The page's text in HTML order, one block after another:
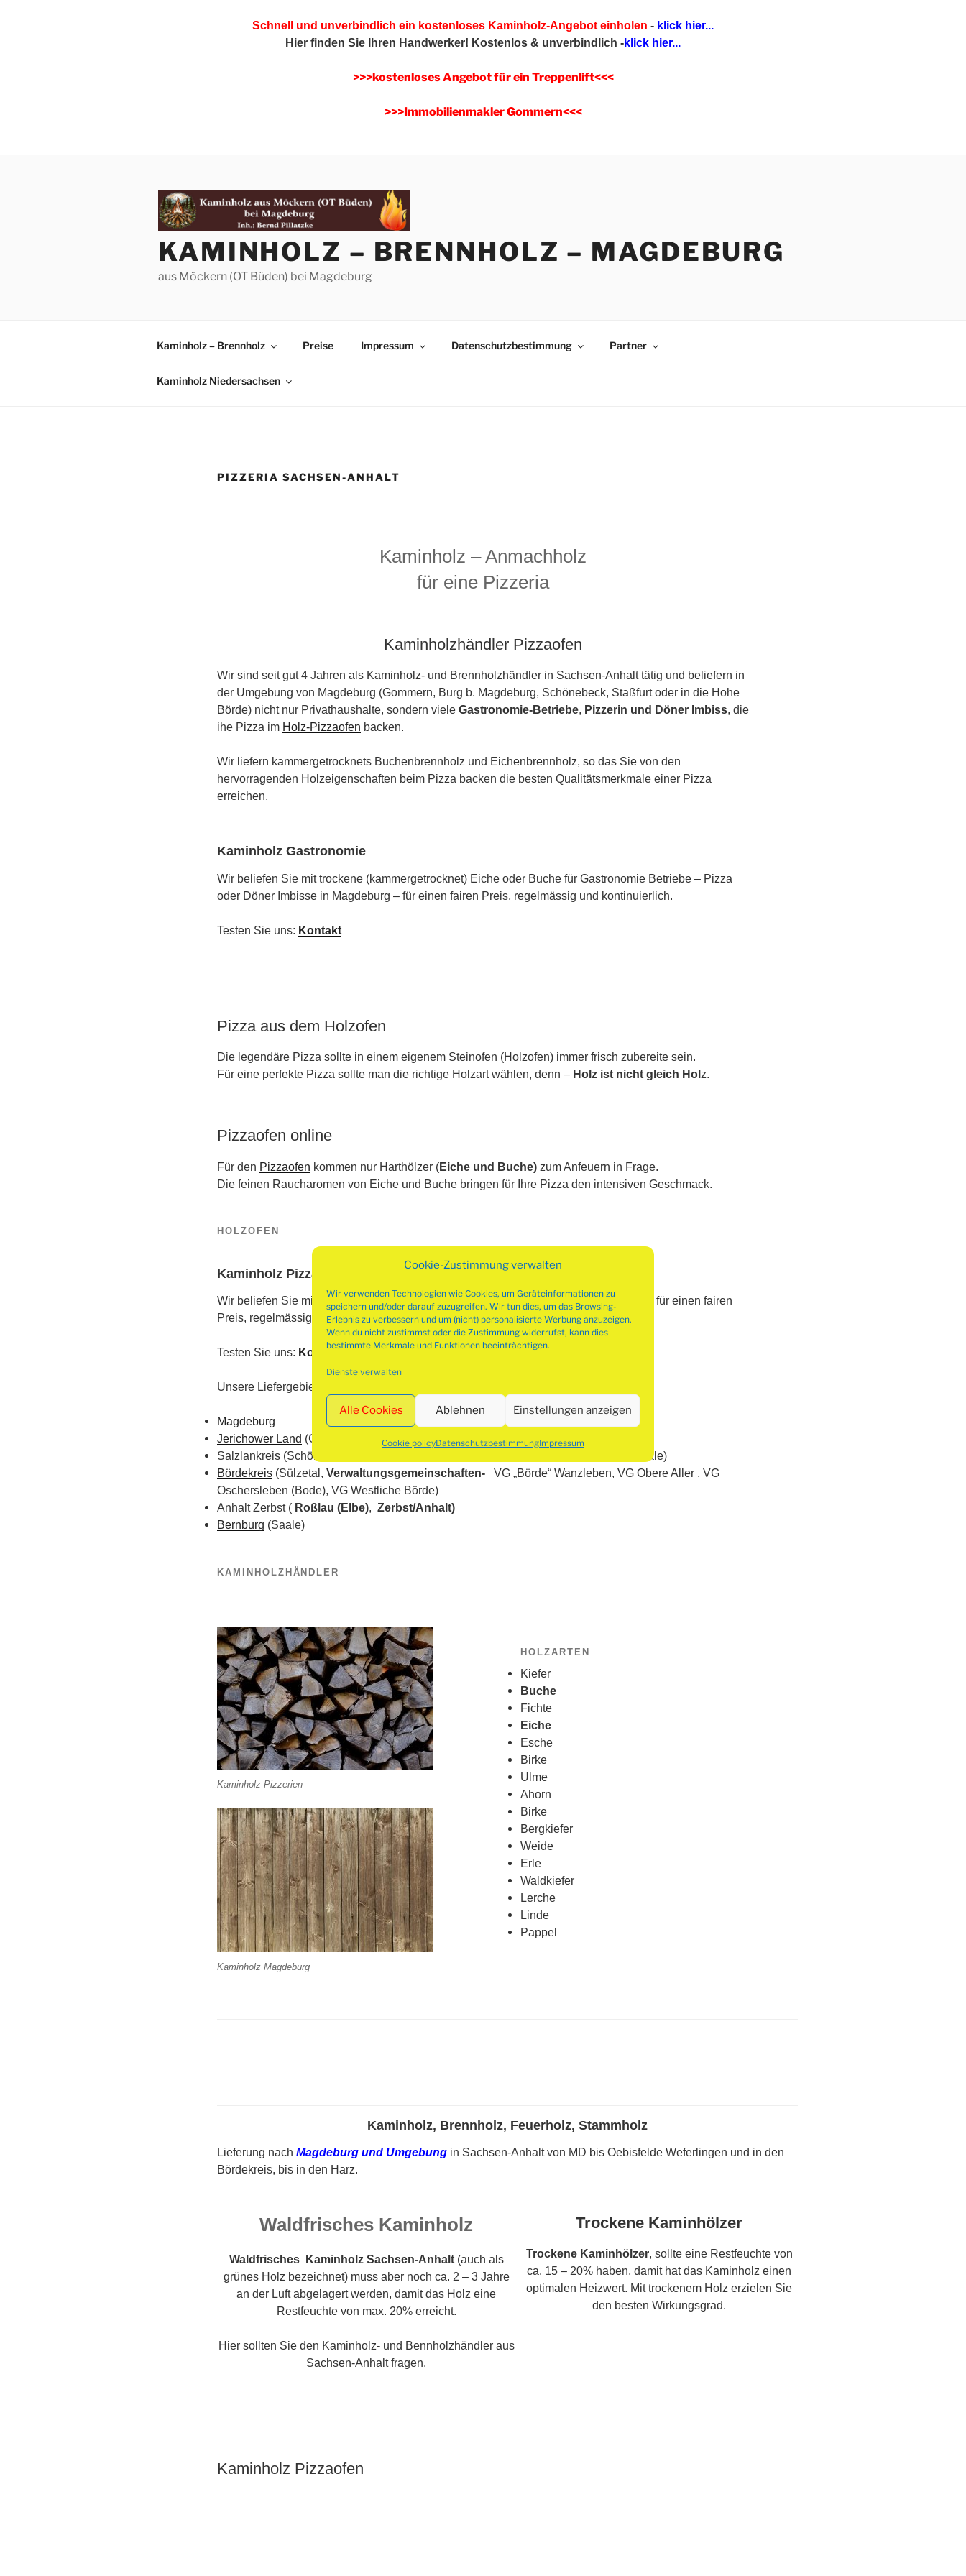
Cookie-Zustimmung verwalten
Wir verwenden Technologien wie Cookies, um Geräteinformationen zu
speichern und/oder darauf zuzugreifen. Wir tun dies, um das Browsing-
Erlebnis zu verbessern und um (nicht) personalisierte Werbung anzuzeigen.
Wenn du nicht zustimmst oder die Zustimmung widerrufst, kann dies
bestimmte Merkmale und Funktionen beeinträchtigen.
Dienste verwalten
Alle Cookies Ablehnen Einstellungen anzeigen
Cookie policyDatenschutzbestimmungImpressum
Schnell und unverbindlich ein kostenloses Kaminholz-Angebot einholen - klick hier...
Hier finden Sie Ihren Handwerker! Kostenlos & unverbindlich -klick hier...
>>>kostenloses Angebot für ein Treppenlift<<<
>>>Immobilienmakler Gommern<<<
KAMINHOLZ – BRENNHOLZ – MAGDEBURG
aus Möckern (OT Büden) bei Magdeburg
Kaminholz – Brennholz Preise Impressum Datenschutzbestimmung Partner
Kaminholz Niedersachsen
PIZZERIA SACHSEN-ANHALT
Kaminholz – Anmachholz
für eine Pizzeria
Kaminholzhändler Pizzaofen
Wir sind seit gut 4 Jahren als Kaminholz- und Brennholzhändler in Sachsen-Anhalt tätig und beliefern in
der Umgebung von Magdeburg (Gommern, Burg b. Magdeburg, Schönebeck, Staßfurt oder in die Hohe
Börde) nicht nur Privathaushalte, sondern viele Gastronomie-Betriebe, Pizzerin und Döner Imbiss, die
ihe Pizza im Holz-Pizzaofen backen.
Wir liefern kammergetrocknets Buchenbrennholz und Eichenbrennholz, so das Sie von den
hervorragenden Holzeigenschaften beim Pizza backen die besten Qualitätsmerkmale einer Pizza
erreichen.
Kaminholz Gastronomie
Wir beliefen Sie mit trockene (kammergetrocknet) Eiche oder Buche für Gastronomie Betriebe – Pizza
oder Döner Imbisse in Magdeburg – für einen fairen Preis, regelmässig und kontinuierlich.
Testen Sie uns: Kontakt
Pizza aus dem Holzofen
Die legendäre Pizza sollte in einem eigenem Steinofen (Holzofen) immer frisch zubereite sein.
Für eine perfekte Pizza sollte man die richtige Holzart wählen, denn – Holz ist nicht gleich Hol z.
Pizzaofen online
Für den Pizzaofen kommen nur Harthölzer (Eiche und Buche) zum Anfeuern in Frage.
Die feinen Raucharomen von Eiche und Buche bringen für Ihre Pizza den intensiven Geschmack.
HOLZOFEN
Kaminholz Pizzaofen
Wir beliefen Sie mit trockene ( kammergetrocknet) Eiche oder Buche für Ihre Pizzaria – für einen fairen
Preis, regelmässig und kontinuierlich.
Testen Sie uns: Kontakt
Unsere Liefergebiete für Kaminholz für Pizzerien sind:
Magdeburg
Jerichower Land (Genthin, Burg b. Magdeburg, Gommern, Möckern)
Salzlankreis (Schönebeck, Staßfurt, Aschersleben, Barby, Bernburg/Saale, Calbe/Saale)
Bördekreis (Sülzetal, Verwaltungsgemeinschaften-
VG „Börde“ Wanzleben, VG Obere Aller , VG
Oschersleben (Bode), VG Westliche Börde)
Anhalt Zerbst ( Roßlau (Elbe), Zerbst/Anhalt)
Bernburg (Saale)
KAMINHOLZHÄNDLER
Kaminholz Pizzerien
Kaminholz Magdeburg
HOLZARTEN
Kiefer
Buche
Fichte
Eiche
Esche
Birke
Ulme
Ahorn
Birke
Bergkiefer
Weide
Erle
Waldkiefer
Lerche
Linde
Pappel
Kaminholz, Brennholz, Feuerholz, Stammholz
Lieferung nach Magdeburg und Umgebung in Sachsen-Anhalt von MD bis Oebisfelde Weferlingen und in den
Bördekreis, bis in den Harz.
Waldfrisches Kaminholz
Waldfrisches Kaminholz Sachsen-Anhalt (auch als
grünes Holz bezeichnet) muss aber noch ca. 2 – 3 Jahre
an der Luft abgelagert werden, damit das Holz eine
Restfeuchte von max. 20% erreicht.
Hier sollten Sie den Kaminholz- und Bennholzhändler aus
Sachsen-Anhalt fragen.
Trockene Kaminhölzer
Trockene Kaminhölzer, sollte eine Restfeuchte von
ca. 15 – 20% haben, damit hat das Kaminholz einen
optimalen Heizwert. Mit trockenem Holz erzielen Sie
den besten Wirkungsgrad.
Kaminholz Pizzaofen